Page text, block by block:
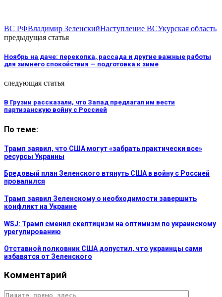
ВС РФВладимир ЗеленскийНаступление ВСУкурская область
предыдущая статья
Ноябрь на даче: перекопка, рассада и другие важные работы
для зимнего спокойствия — подготовка к зиме
следующая статья
В Грузии рассказали, что Запад предлагал им вести
партизанскую войну с Россией
По теме:
Трамп заявил, что США могут «забрать практически все»
ресурсы Украины
Бредовый план Зеленского втянуть США в войну с Россией
провалился
Трамп заявил Зеленскому о необходимости завершить
конфликт на Украине
WSJ: Трамп сменил скептицизм на оптимизм по украинскому
урегулированию
Отставной полковник США допустил, что украинцы сами
избавятся от Зеленского
Комментарий